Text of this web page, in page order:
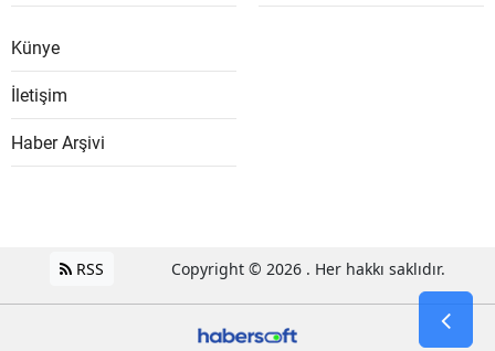
Künye
İletişim
Haber Arşivi
RSS Copyright © 2026 . Her hakkı saklıdır.